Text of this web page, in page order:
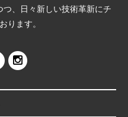
、日々新しい技術革新にチ
ります。